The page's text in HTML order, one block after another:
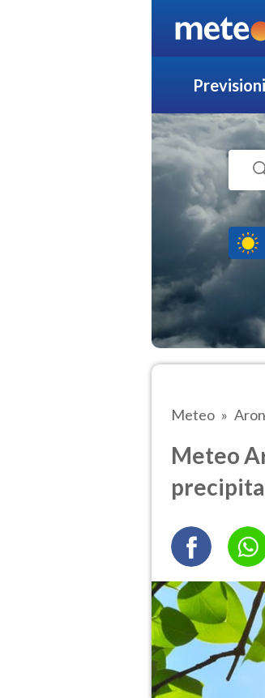
Previsioni
Meteo
Meteo